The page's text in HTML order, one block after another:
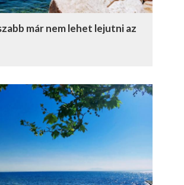
már nem lehet lejutni az